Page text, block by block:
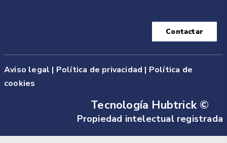
Contactar
Aviso legal | Política de privacidad | Política de
cookies
Tecnología Hubtrick ©
Propiedad intelectual registrada